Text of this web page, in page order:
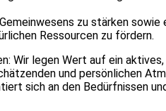
zu stärken sowie
Ressourcen zu fördern.
Wir legen Wert auf ein
und persönlichen
sich an den Bedürfnissen